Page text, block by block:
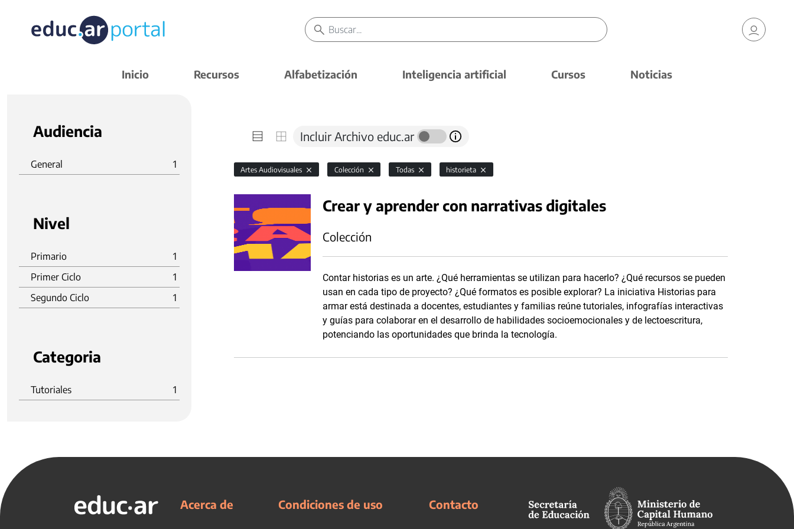
Inicio Recursos Alfabetización Inteligencia artificial Cursos Noticias
Audiencia
General 1
Nivel
Primario
1
Primer Ciclo
1
Segundo Ciclo
1
Categoria
Tutoriales 1
Incluir Archivo educ.ar
Artes Audiovisuales Colección Todas historieta
Crear y aprender con narrativas digitales
Colección
Contar historias es un arte. ¿Qué herramientas se utilizan para hacerlo? ¿Qué recursos se pueden
usan en cada tipo de proyecto? ¿Qué formatos es posible explorar? La iniciativa Historias para
armar está destinada a docentes, estudiantes y familias reúne tutoriales, infografías interactivas
y guías para colaborar en el desarrollo de habilidades socioemocionales y de lectoescritura,
potenciando las oportunidades que brinda la tecnología.
Acerca de Condiciones de uso Contacto